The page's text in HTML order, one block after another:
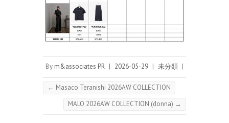
By m&associates PR | 2026-05-29 | 未分類 |
← Masaco Teranishi 2026AW COLLECTION
MALO 2026AW COLLECTION (donna) →